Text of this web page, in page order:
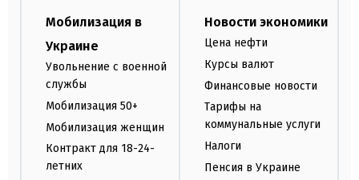
Мобилизация в
Украине
Увольнение с военной
службы
Мобилизация 50+
Мобилизация женщин
Контракт для 18-24-
летних
Новости экономики
Цена нефти
Курсы валют
Финансовые новости
Тарифы на
коммунальные услуги
Налоги
Пенсия в Украине